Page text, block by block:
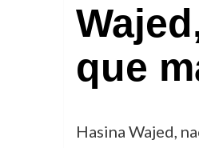
que
Hasina Wajed,